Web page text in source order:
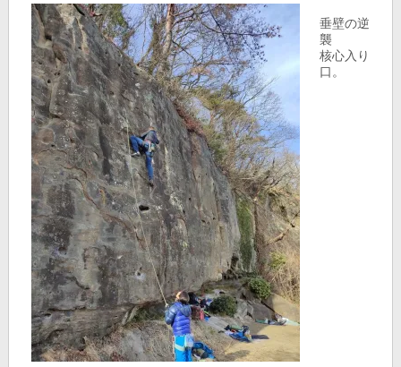
垂壁の逆
襲
核心入り
口。